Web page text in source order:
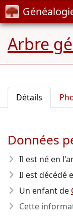
Arbre
Détails
Données
Il est né en
Il est décédé
Un enfant de
Cette